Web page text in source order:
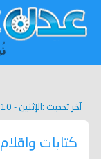
آخر تحديث : الإثنين - 10 أغسطس 2026 - 12:05 م
كتابات واقلام